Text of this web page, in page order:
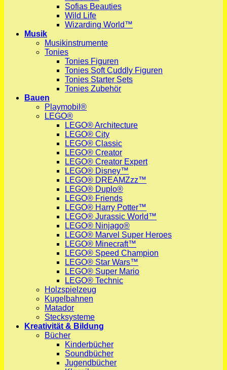
Sofias Beauties
Wild Life
Wizarding World™
Musik
Musikinstrumente
Tonies
Tonies Figuren
Tonies Soft Cuddly Figuren
Tonies Starter Sets
Tonies Zubehör
Bauen
Playmobil®
LEGO®
LEGO® Architecture
LEGO® City
LEGO® Classic
LEGO® Creator
LEGO® Creator Expert
LEGO® Disney™
LEGO® DREAMZzz™
LEGO® Duplo®
LEGO® Friends
LEGO® Harry Potter™
LEGO® Jurassic World™
LEGO® Ninjago®
LEGO® Marvel Super Heroes
LEGO® Minecraft™
LEGO® Speed Champion
LEGO® Star Wars™
LEGO® Super Mario
LEGO® Technic
Holzspielzeug
Kugelbahnen
Matador
Stecksysteme
Kreativität & Bildung
Bücher
Kinderbücher
Soundbücher
Jugendbücher